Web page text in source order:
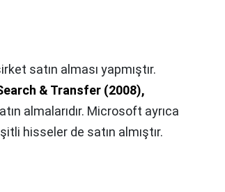
satın alması yapmıştır.
& Transfer (2008),
almalarıdır. Microsoft ayrıca
hisseler de satın almıştır.